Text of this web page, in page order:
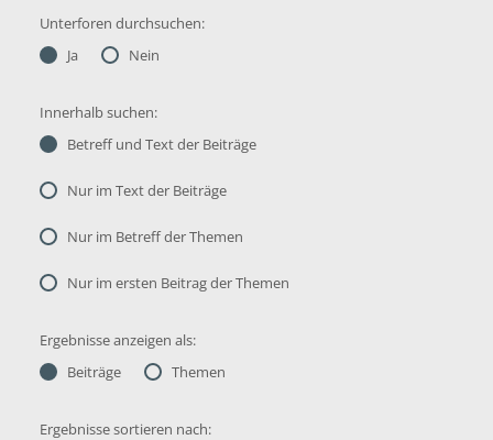
Unterforen durchsuchen:
Ja
Nein
Innerhalb suchen:
Betreff und Text der Beiträge
Nur im Text der Beiträge
Nur im Betreff der Themen
Nur im ersten Beitrag der Themen
Ergebnisse anzeigen als:
Beiträge
Themen
Ergebnisse sortieren nach: